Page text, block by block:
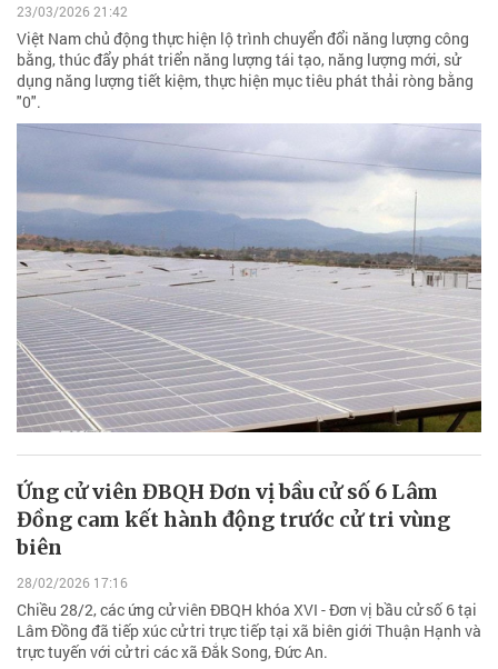
23/03/2026 21:42
Việt Nam chủ động thực hiện lộ trình chuyển đổi năng lượng công
bằng, thúc đẩy phát triển năng lượng tái tạo, năng lượng mới, sử
dụng năng lượng tiết kiệm, thực hiện mục tiêu phát thải ròng bằng
"0".
Ứng cử viên ĐBQH Đơn vị bầu cử số 6 Lâm
Đồng cam kết hành động trước cử tri vùng
biên
28/02/2026 17:16
Chiều 28/2, các ứng cử viên ĐBQH khóa XVI - Đơn vị bầu cử số 6 tại
Lâm Đồng đã tiếp xúc cử tri trực tiếp tại xã biên giới Thuận Hạnh và
trực tuyến với cử tri các xã Đắk Song, Đức An.